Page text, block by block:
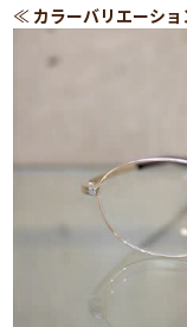
≪ カラーバリエーシ